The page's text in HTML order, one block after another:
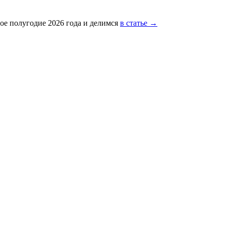
полугодие 2026 года и делимся в статье →